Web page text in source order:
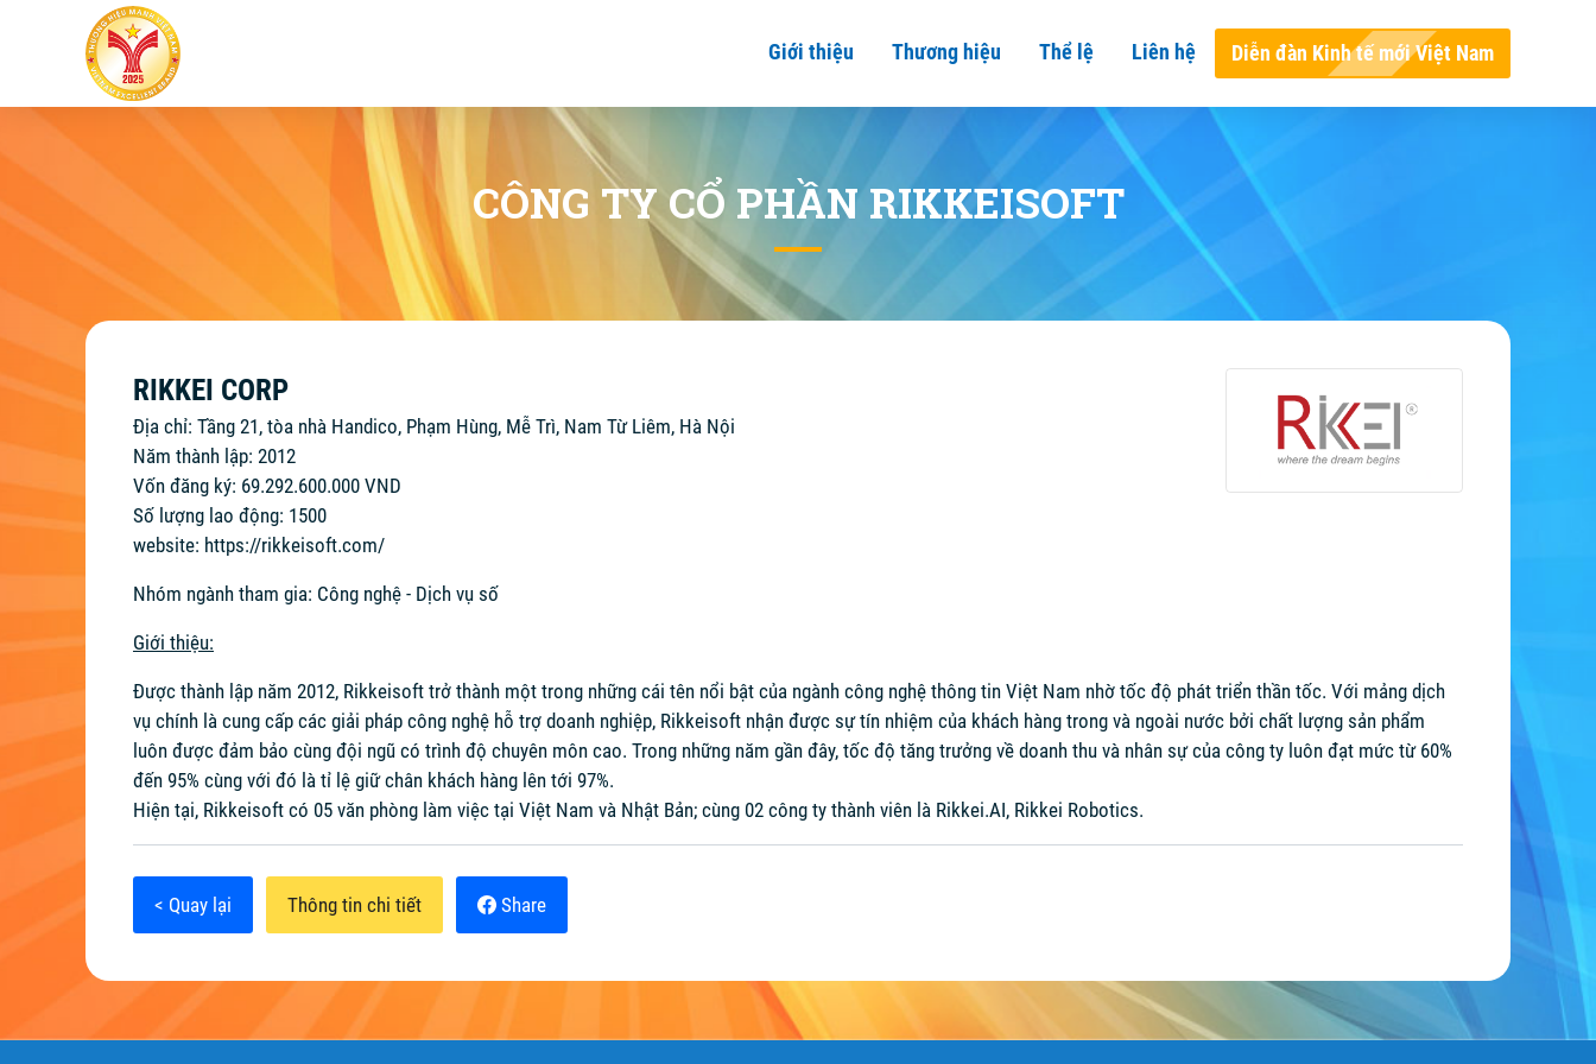
Giới thiệu Thương hiệu Thể lệ Liên hệ Diễn đàn Kinh tế mới Việt Nam
CÔNG TY CỔ PHẦN RIKKEISOFT
RIKKEI CORP
Địa chỉ: Tầng 21, tòa nhà Handico, Phạm Hùng, Mễ Trì, Nam Từ Liêm, Hà Nội
Năm thành lập: 2012
Vốn đăng ký: 69.292.600.000 VND
Số lượng lao động: 1500
website: https://rikkeisoft.com/
Nhóm ngành tham gia: Công nghệ - Dịch vụ số
Giới thiệu:
Được thành lập năm 2012, Rikkeisoft trở thành một trong những cái tên nổi bật của ngành công nghệ thông tin Việt Nam nhờ tốc độ phát triển thần tốc. Với mảng dịch
vụ chính là cung cấp các giải pháp công nghệ hỗ trợ doanh nghiệp, Rikkeisoft nhận được sự tín nhiệm của khách hàng trong và ngoài nước bởi chất lượng sản phẩm
luôn được đảm bảo cùng đội ngũ có trình độ chuyên môn cao. Trong những năm gần đây, tốc độ tăng trưởng về doanh thu và nhân sự của công ty luôn đạt mức từ 60%
đến 95% cùng với đó là tỉ lệ giữ chân khách hàng lên tới 97%.
Hiện tại, Rikkeisoft có 05 văn phòng làm việc tại Việt Nam và Nhật Bản; cùng 02 công ty thành viên là Rikkei.AI, Rikkei Robotics.
< Quay lại Thông tin chi tiết Share